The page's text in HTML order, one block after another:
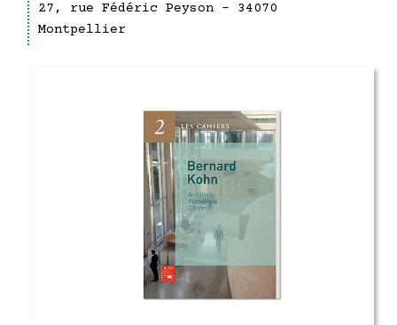
27, rue Fédéric Peyson - 34070
Montpellier